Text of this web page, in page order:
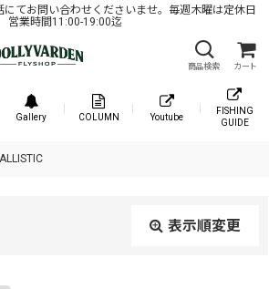
てお問い合わせくださいませ。毎週木曜は定休日
営業時間11:00-19:00迄
商品検索 カート
Gallery COLUMN Youtube
FISHING
GUIDE
表示順変更